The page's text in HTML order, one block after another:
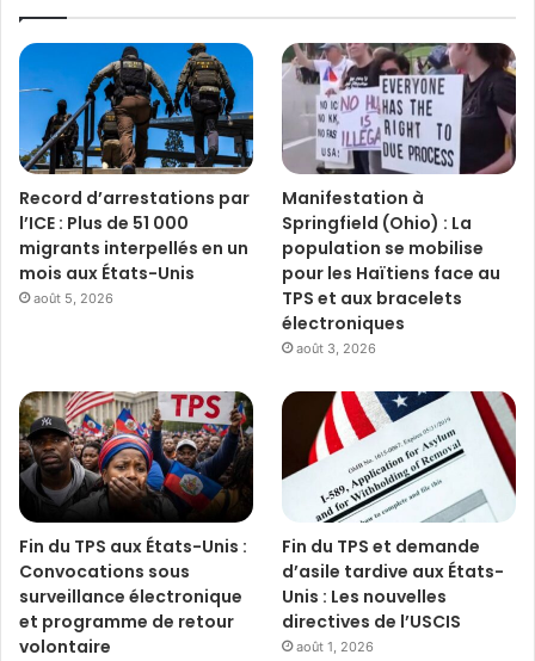
Record d’arrestations par
l’ICE : Plus de 51 000
migrants interpellés en un
mois aux États-Unis
août 5, 2026
Manifestation à
Springfield (Ohio) : La
population se mobilise
pour les Haïtiens face au
TPS et aux bracelets
électroniques
août 3, 2026
Fin du TPS aux États-Unis :
Convocations sous
surveillance électronique
et programme de retour
volontaire
Fin du TPS et demande
d’asile tardive aux États-
Unis : Les nouvelles
directives de l’USCIS
août 1, 2026